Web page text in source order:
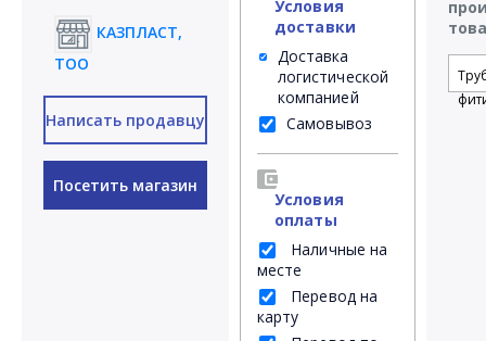
КАЗПЛАСТ,
ТОО
Написать продавцу
Посетить магазин
Условия
доставки
Доставка
логистической
компанией
Самовывоз
Условия
оплаты
Наличные на
месте
Перевод на
карту